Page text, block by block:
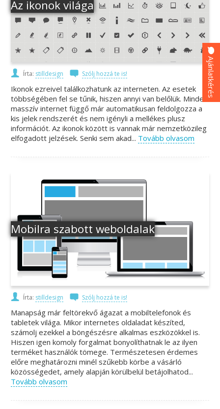
Az ikonok világa
Írta: stilldesign Szólj hozzá te is!
Ikonok ezreivel találkozhatunk az interneten. Az esetek
többségében fel se tűnik, hiszen annyi van belőlük. Minden
masszív internet függő már automatikusan feldolgozza a
kis jelek rendszerét és nem igényli a mellékes plusz
információt. Az ikonok között is vannak már nemzetközileg
elfogadott jelzések. Senki sem akad... Tovább olvasom
Mobilra szabott weboldalak
Írta: stilldesign Szólj hozzá te is!
Manapság már feltörekvő ágazat a mobiltelefonok és
tabletek világa. Mikor internetes oldaladat készíted,
számolj ezekkel a böngészésre alkalmas eszközökkel is.
Hiszen igen komoly forgalmat bonyolíthatnak le az ilyen
terméket használók tömege. Természetesen érdemes
előre meghatározni minél szűkebb körbe a vásárló
közösségedet, amely alapján körülbelül betájolhatod...
Tovább olvasom
Ajánlatkérés